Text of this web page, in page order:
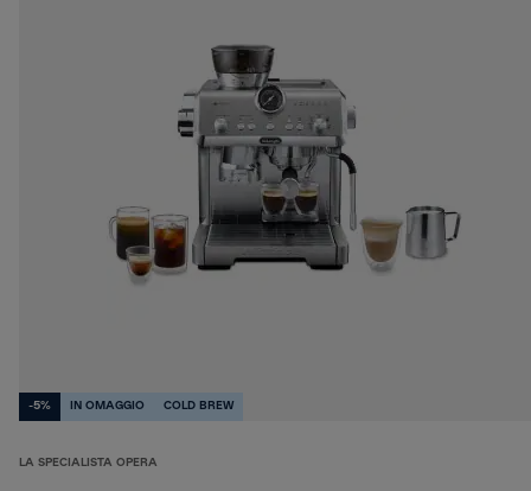
-5% IN OMAGGIO COLD BREW
LA SPECIALISTA OPERA